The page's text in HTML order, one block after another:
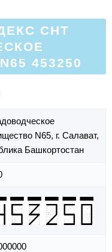
СНТ
453250
N65, г. Салават,
Башкортостан